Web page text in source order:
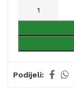
Podijeli: